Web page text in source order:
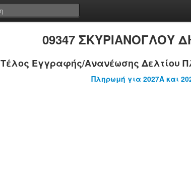
09347 ΣΚΥΡΙΑΝΟΓΛΟΥ
Τέλος Εγγραφής/Ανανέωσης Δελτίου
Πληρωμή για 2027A και